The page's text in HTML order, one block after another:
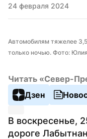
24 февраля 2024
Автомобилям тяжелее
только ночью. Фото:
Читать «Север-
Дзен
В воскресенье,
дороге